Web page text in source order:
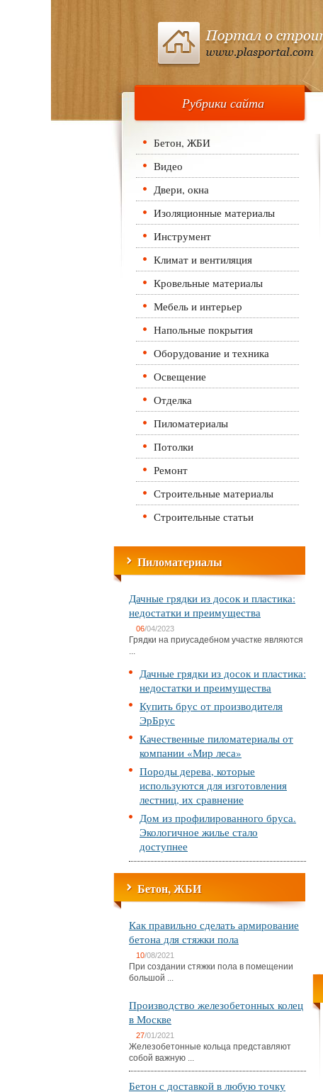
Рубрики сайта
Бетон, ЖБИ
Видео
Двери, окна
Изоляционные материалы
Инструмент
Климат и вентиляция
Кровельные материалы
Мебель и интерьер
Напольные покрытия
Оборудование и техника
Освещение
Отделка
Пиломатериалы
Потолки
Ремонт
Строительные материалы
Строительные статьи
Пиломатериалы
Дачные грядки из досок и пластика:
недостатки и преимущества
06/04/2023
Грядки на приусадебном участке являются
...
Дачные грядки из досок и пластика:
недостатки и преимущества
Купить брус от производителя
ЭрБрус
Качественные пиломатериалы от
компании «Мир леса»
Породы дерева, которые
используются для изготовления
лестниц, их сравнение
Дом из профилированного бруса.
Экологичное жилье стало
доступнее
Бетон, ЖБИ
Как правильно сделать армирование
бетона для стяжки пола
10/08/2021
При создании стяжки пола в помещении
большой ...
Производство железобетонных колец
в Москве
27/01/2021
Железобетонные кольца представляют
собой важную ...
Бетон с доставкой в любую точку